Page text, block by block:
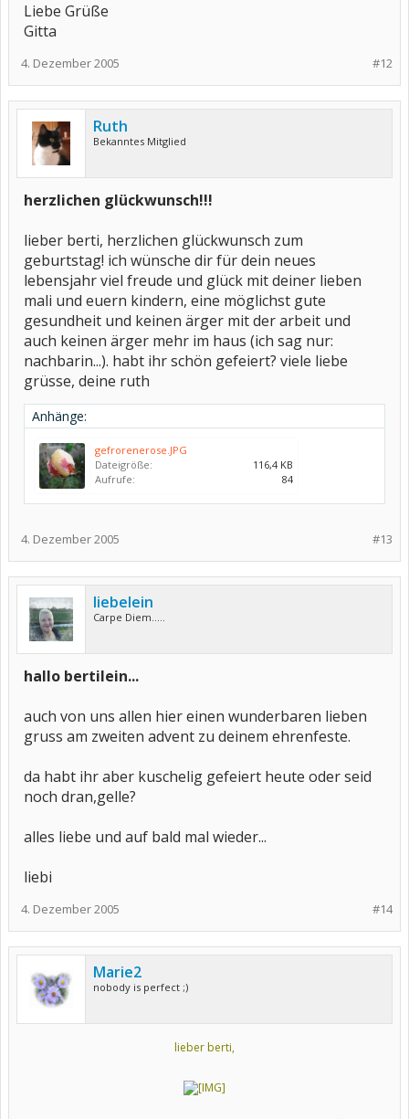
Liebe Grüße
Gitta
#12
4. Dezember 2005
Ruth
Bekanntes Mitglied
herzlichen glückwunsch!!!
lieber berti, herzlichen glückwunsch zum
geburtstag! ich wünsche dir für dein neues
lebensjahr viel freude und glück mit deiner lieben
mali und euern kindern, eine möglichst gute
gesundheit und keinen ärger mit der arbeit und
auch keinen ärger mehr im haus (ich sag nur:
nachbarin...). habt ihr schön gefeiert? viele liebe
grüsse, deine ruth
Anhänge:
gefrorenerose.JPG
Dateigröße:
116,4 KB
Aufrufe:
84
#13
4. Dezember 2005
liebelein
Carpe Diem.....
hallo bertilein...
auch von uns allen hier einen wunderbaren lieben
gruss am zweiten advent zu deinem ehrenfeste.
da habt ihr aber kuschelig gefeiert heute oder seid
noch dran,gelle?
alles liebe und auf bald mal wieder...
liebi
#14
4. Dezember 2005
Marie2
nobody is perfect ;)
lieber berti,